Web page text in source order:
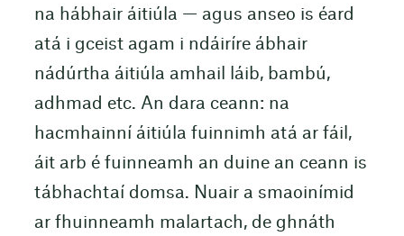
na hábhair áitiúla — agus anseo is éard
atá i gceist agam i ndáiríre ábhair
nádúrtha áitiúla amhail láib, bambú,
adhmad etc. An dara ceann: na
hacmhainní áitiúla fuinnimh atá ar fáil,
áit arb é fuinneamh an duine an ceann is
tábhachtaí domsa. Nuair a smaoinímid
ar fhuinneamh malartach, de ghnáth